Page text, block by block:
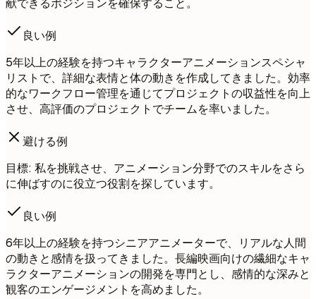
献できるポジションを確保すること。
良い例
5年以上の経験を持つキャラクターアニメーションスペシャ
リストで、詳細な表情と体の動きを作成してきました。効率
的なワークフロー管理を通じてプロジェクトの収益性を向上
させ、高評価のプロジェクトでチームを率いました。
避ける例
目標: 私を挑戦させ、アニメーション分野でのスキルをさら
に伸ばすのに役立つ役割を探しています。
良い例
6年以上の経験を持つシニアアニメーターで、リアルな人間
の動きと感情を扱ってきました。長編映画向けの繊細なキャ
ラクターアニメーションの開発を専門とし、感情的な深みと
観客のエンゲージメントを高めました。